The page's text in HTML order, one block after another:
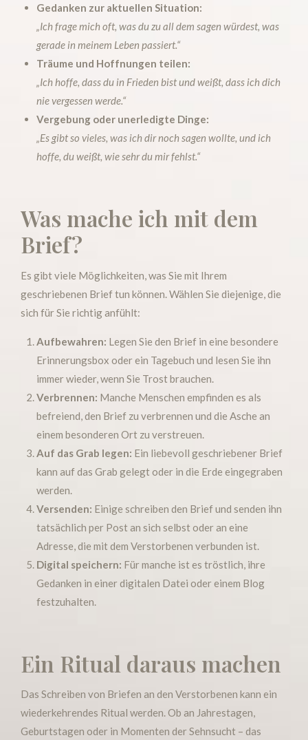
Gedanken zur aktuellen Situation:
„Ich frage mich oft, was du zu all dem sagen würdest, was
gerade in meinem Leben passiert.“
Träume und Hoffnungen teilen:
„Ich hoffe, dass du in Frieden bist und weißt, dass ich dich
nie vergessen werde.“
Vergebung oder unerledigte Dinge:
„Es gibt so vieles, was ich dir noch sagen wollte, und ich
hoffe, du weißt, wie sehr du mir fehlst.“
Was mache ich mit dem
Brief?
Es gibt viele Möglichkeiten, was Sie mit Ihrem
geschriebenen Brief tun können. Wählen Sie diejenige, die
sich für Sie richtig anfühlt:
Aufbewahren: Legen Sie den Brief in eine besondere
Erinnerungsbox oder ein Tagebuch und lesen Sie ihn
immer wieder, wenn Sie Trost brauchen.
Verbrennen: Manche Menschen empfinden es als
befreiend, den Brief zu verbrennen und die Asche an
einem besonderen Ort zu verstreuen.
Auf das Grab legen: Ein liebevoll geschriebener Brief
kann auf das Grab gelegt oder in die Erde eingegraben
werden.
Versenden: Einige schreiben den Brief und senden ihn
tatsächlich per Post an sich selbst oder an eine
Adresse, die mit dem Verstorbenen verbunden ist.
Digital speichern: Für manche ist es tröstlich, ihre
Gedanken in einer digitalen Datei oder einem Blog
festzuhalten.
Ein Ritual daraus machen
Das Schreiben von Briefen an den Verstorbenen kann ein
wiederkehrendes Ritual werden. Ob an Jahrestagen,
Geburtstagen oder in Momenten der Sehnsucht – das